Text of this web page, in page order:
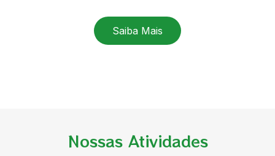
Saiba Mais
Nossas Atividades